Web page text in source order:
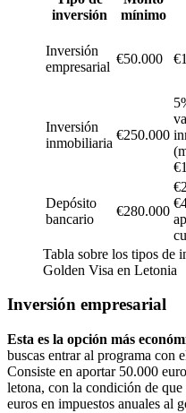
inversión
mínimo
Inversión
empresarial
€50.000
Inversión
inmobiliaria
€250.000
Depósito
bancario
€280.000
Tabla sobre los tipos de
Golden Visa en Letonia
Inversión empresarial
Esta es la opción más
buscas entrar al programa con
Consiste en aportar 50.000
letona, con la condición de que
euros en impuestos anuales al